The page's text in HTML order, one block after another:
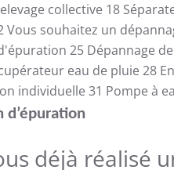
collective 18
Vous souhaitez un
25 Dépannage
eau de pluie 28
individuelle 31 Pompe à
d’épuration
déjà réalisé